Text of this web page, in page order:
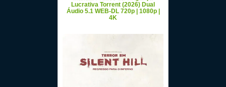
Lucrativa Torrent (2026) Dual
Áudio 5.1 WEB-DL 720p | 1080p |
4K